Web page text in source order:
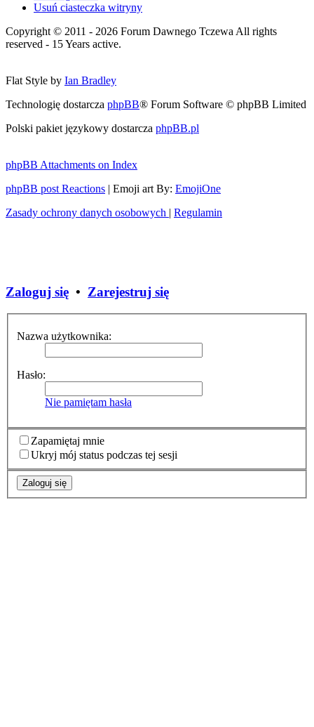
Usuń ciasteczka witryny
Copyright © 2011 - 2026 Forum Dawnego Tczewa All rights
reserved - 15 Years active.
Flat Style by Ian Bradley
Technologię dostarcza phpBB® Forum Software © phpBB Limited
Polski pakiet językowy dostarcza phpBB.pl
phpBB Attachments on Index
phpBB post Reactions | Emoji art By: EmojiOne
Zasady ochrony danych osobowych | Regulamin
Zaloguj się • Zarejestruj się
Nazwa użytkownika:
Hasło:
Nie pamiętam hasła
Zapamiętaj mnie
Ukryj mój status podczas tej sesji